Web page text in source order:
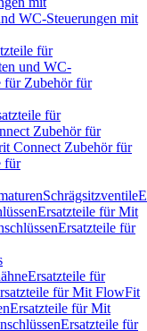
WC-Steuerungen mit
für
und WC-
für Zubehör für
für
Zubehör für
Connect Zubehör für
für
Schrägsitzventile
Ersatzteile für Mit
Ersatzteile für
Ersatzteile für
für Mit FlowFit
Ersatzteile für Mit
Ersatzteile für